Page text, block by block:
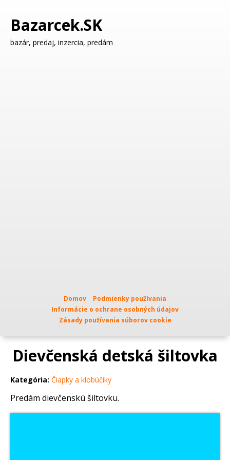
Bazarcek.SK
bazár, predaj, inzercia, predám
Domov
Podmienky používania
Informácie o ochrane osobných údajov
Zásady používania súborov cookie
Dievčenská detská šiltovka
Kategória: Čiapky a klobúčiky
Predám dievčenskú šiltovku.